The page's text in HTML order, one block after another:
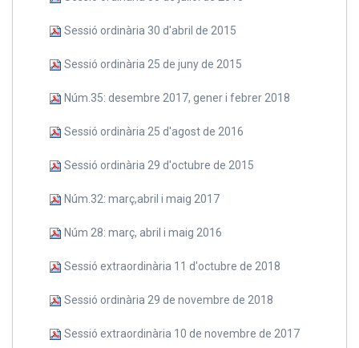
Sessió ordinària 30 d'abril de 2015
Sessió ordinària 25 de juny de 2015
Núm.35: desembre 2017, gener i febrer 2018
Sessió ordinària 25 d'agost de 2016
Sessió ordinària 29 d'octubre de 2015
Núm.32: març,abril i maig 2017
Núm 28: març, abril i maig 2016
Sessió extraordinària 11 d'octubre de 2018
Sessió ordinària 29 de novembre de 2018
Sessió extraordinària 10 de novembre de 2017